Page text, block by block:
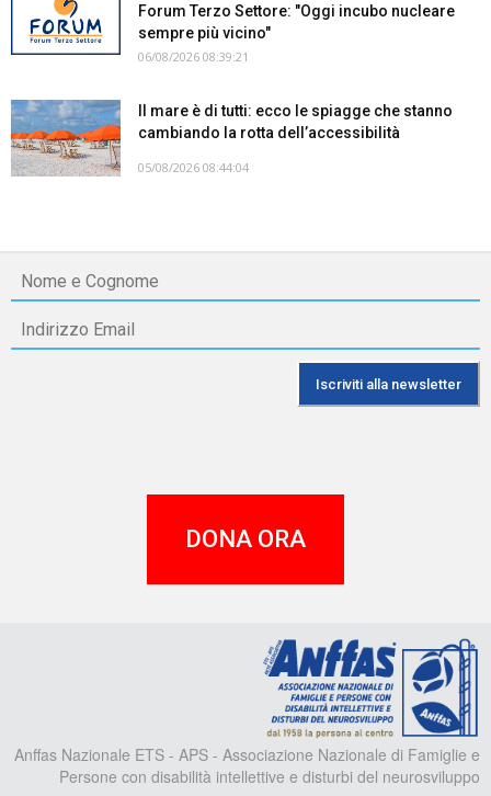
Forum Terzo Settore: "Oggi incubo nucleare
sempre più vicino"
06/08/2026 08:39:21
Il mare è di tutti: ecco le spiagge che stanno
cambiando la rotta dell’accessibilità
05/08/2026 08:44:04
DONA ORA
Anffas Nazionale ETS - APS - Associazione Nazionale di Famiglie e
Persone con disabilità intellettive e disturbi del neurosviluppo